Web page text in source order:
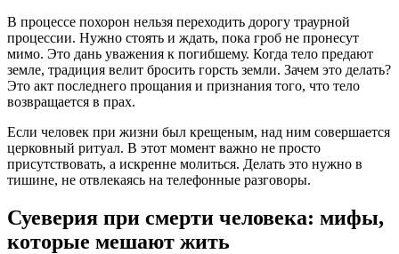
В процессе похорон нельзя переходить дорогу траурной
процессии. Нужно стоять и ждать, пока гроб не пронесут
мимо. Это дань уважения к погибшему. Когда тело предают
земле, традиция велит бросить горсть земли. Зачем это делать?
Это акт последнего прощания и признания того, что тело
возвращается в прах.
Если человек при жизни был крещеным, над ним совершается
церковный ритуал. В этот момент важно не просто
присутствовать, а искренне молиться. Делать это нужно в
тишине, не отвлекаясь на телефонные разговоры.
Суеверия при смерти человека: мифы,
которые мешают жить